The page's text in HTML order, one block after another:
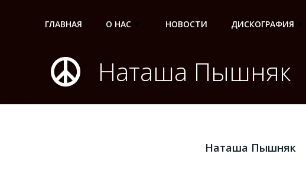
ГЛАВНАЯ О НАС НОВОСТИ ДИСКОГРАФИЯ
Наташа Пышняк
Наташа Пышняк